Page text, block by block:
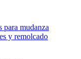
para mudanza
y remolcado